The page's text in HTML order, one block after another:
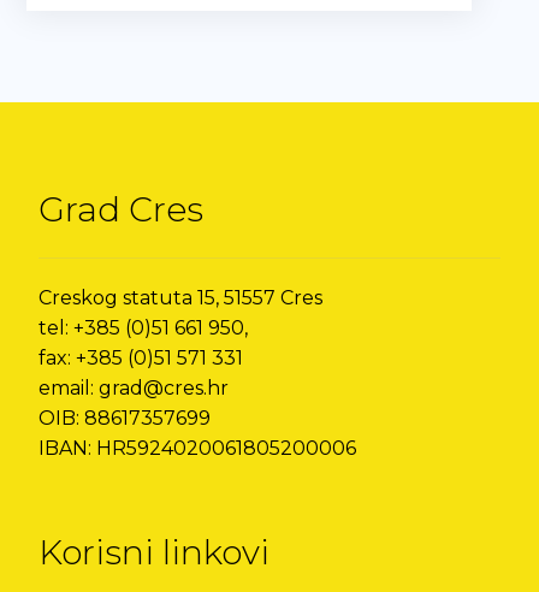
Grad Cres
Creskog statuta 15, 51557 Cres
tel: +385 (0)51 661 950,
fax: +385 (0)51 571 331
email: grad@cres.hr
OIB: 88617357699
IBAN: HR5924020061805200006
Korisni linkovi